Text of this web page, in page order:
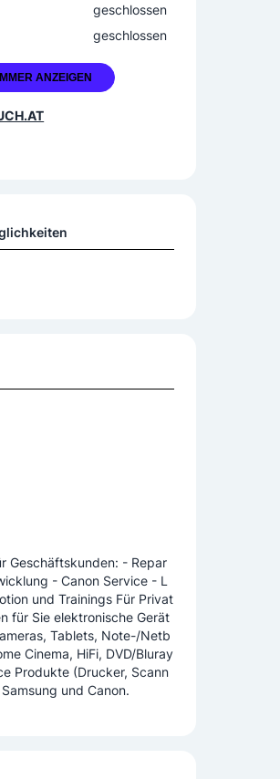
geschlossen
geschlossen
ANZEIGEN
Geschäftskunden: - Repar
- Canon Service - L
und Trainings Für Privat
für Sie elektronische Gerät
Tablets, Note-/Netb
Cinema, HiFi, DVD/Bluray
Produkte (Drucker, Scann
und Canon.